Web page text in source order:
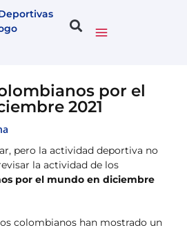
por el
2021
pero la actividad deportiva no
la actividad de los
por el mundo en diciembre
colombianos han mostrado un